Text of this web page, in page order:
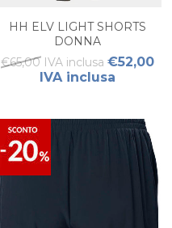
HH ELV LIGHT SHORTS
DONNA
€65,00 IVA inclusa €52,00
IVA inclusa